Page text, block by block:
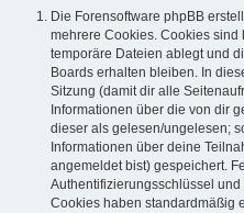
Die Forensoftware phpBB
mehrere Cookies. Cookies
temporäre Dateien ablegt und
Boards erhalten bleiben. In
Sitzung (damit dir alle
Informationen über die von dir
dieser als gelesen/ungelesen;
Informationen über deine
angemeldet bist) gespeichert.
Authentifizierungsschlüssel
Cookies haben standardmäßig